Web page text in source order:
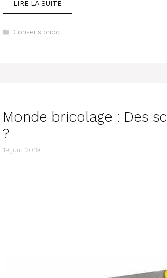
LIRE LA SUITE
Catégories
Conseils brico
Monde bricolage : Des
?
19 juin 2019